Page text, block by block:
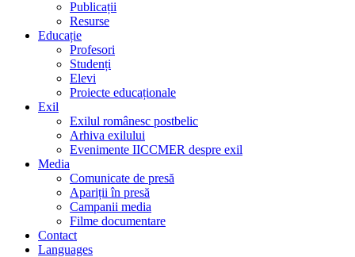
Publicații
Resurse
Educație
Profesori
Studenți
Elevi
Proiecte educaționale
Exil
Exilul românesc postbelic
Arhiva exilului
Evenimente IICCMER despre exil
Media
Comunicate de presă
Apariții în presă
Campanii media
Filme documentare
Contact
Languages